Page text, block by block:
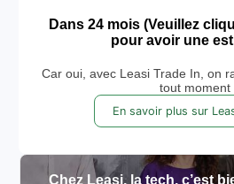
Dans 24 mois (Veuillez
pour avoir une
Car oui, avec Leasi Trade In, on
tout moment
En savoir plus sur
Chez Leasi, la tech, c’est